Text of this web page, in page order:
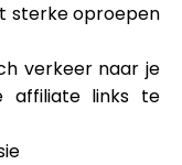
sterke oproepen
verkeer naar je
affiliate links te